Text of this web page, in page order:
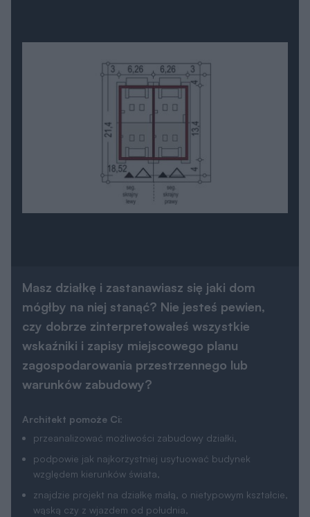
Masz działkę i zastanawiasz się jaki dom
mógłby na niej stanąć? Nie jesteś pewien,
czy dobrze zinterpretowałeś wszystkie
wskaźniki i zapisy miejscowego planu
zagospodarowania przestrzennego lub
warunków zabudowy?
Architekt pomoże Ci:
przeanalizować możliwości zabudowy działki,
podpowie jak najkorzystniej usytuować budynek
względem kierunków świata,
znajdzie projekt na działkę małą, o nietypowym kształcie,
wąską czy z wjazdem od południa,